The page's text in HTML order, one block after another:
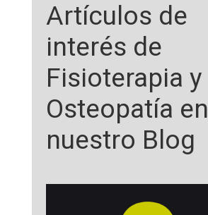
Artículos de
interés de
Fisioterapia y
Osteopatía en
nuestro Blog